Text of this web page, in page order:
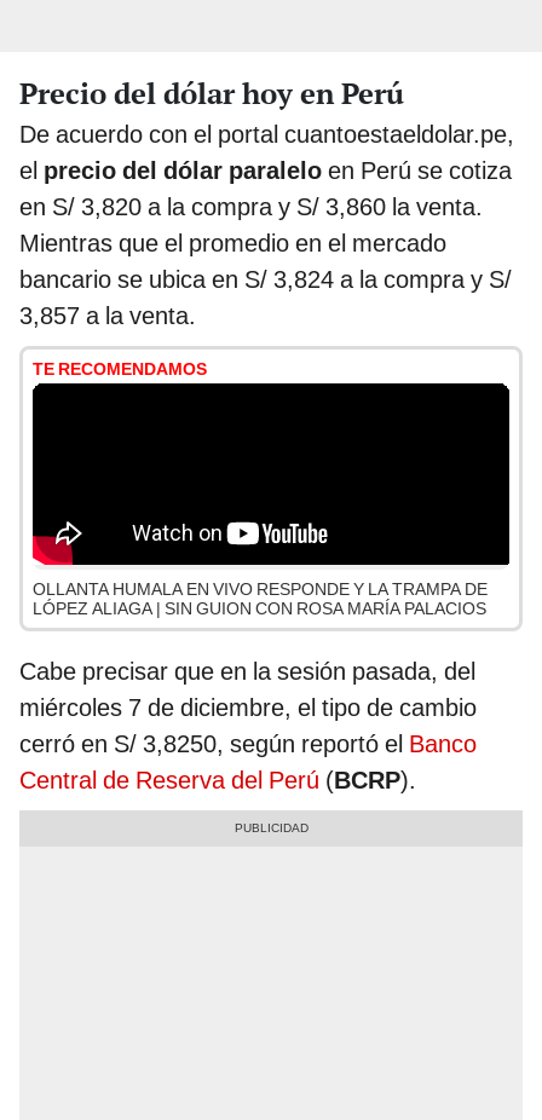
Precio del dólar hoy en Perú
De acuerdo con el portal cuantoestaeldolar.pe,
el precio del dólar paralelo en Perú se cotiza
en S/ 3,820 a la compra y S/ 3,860 la venta.
Mientras que el promedio en el mercado
bancario se ubica en S/ 3,824 a la compra y S/
3,857 a la venta.
TE RECOMENDAMOS
OLLANTA HUMALA EN VIVO RESPONDE Y LA TRAMPA DE
LÓPEZ ALIAGA | SIN GUION CON ROSA MARÍA PALACIOS
Cabe precisar que en la sesión pasada, del
miércoles 7 de diciembre, el tipo de cambio
cerró en S/ 3,8250, según reportó el Banco
Central de Reserva del Perú (BCRP).